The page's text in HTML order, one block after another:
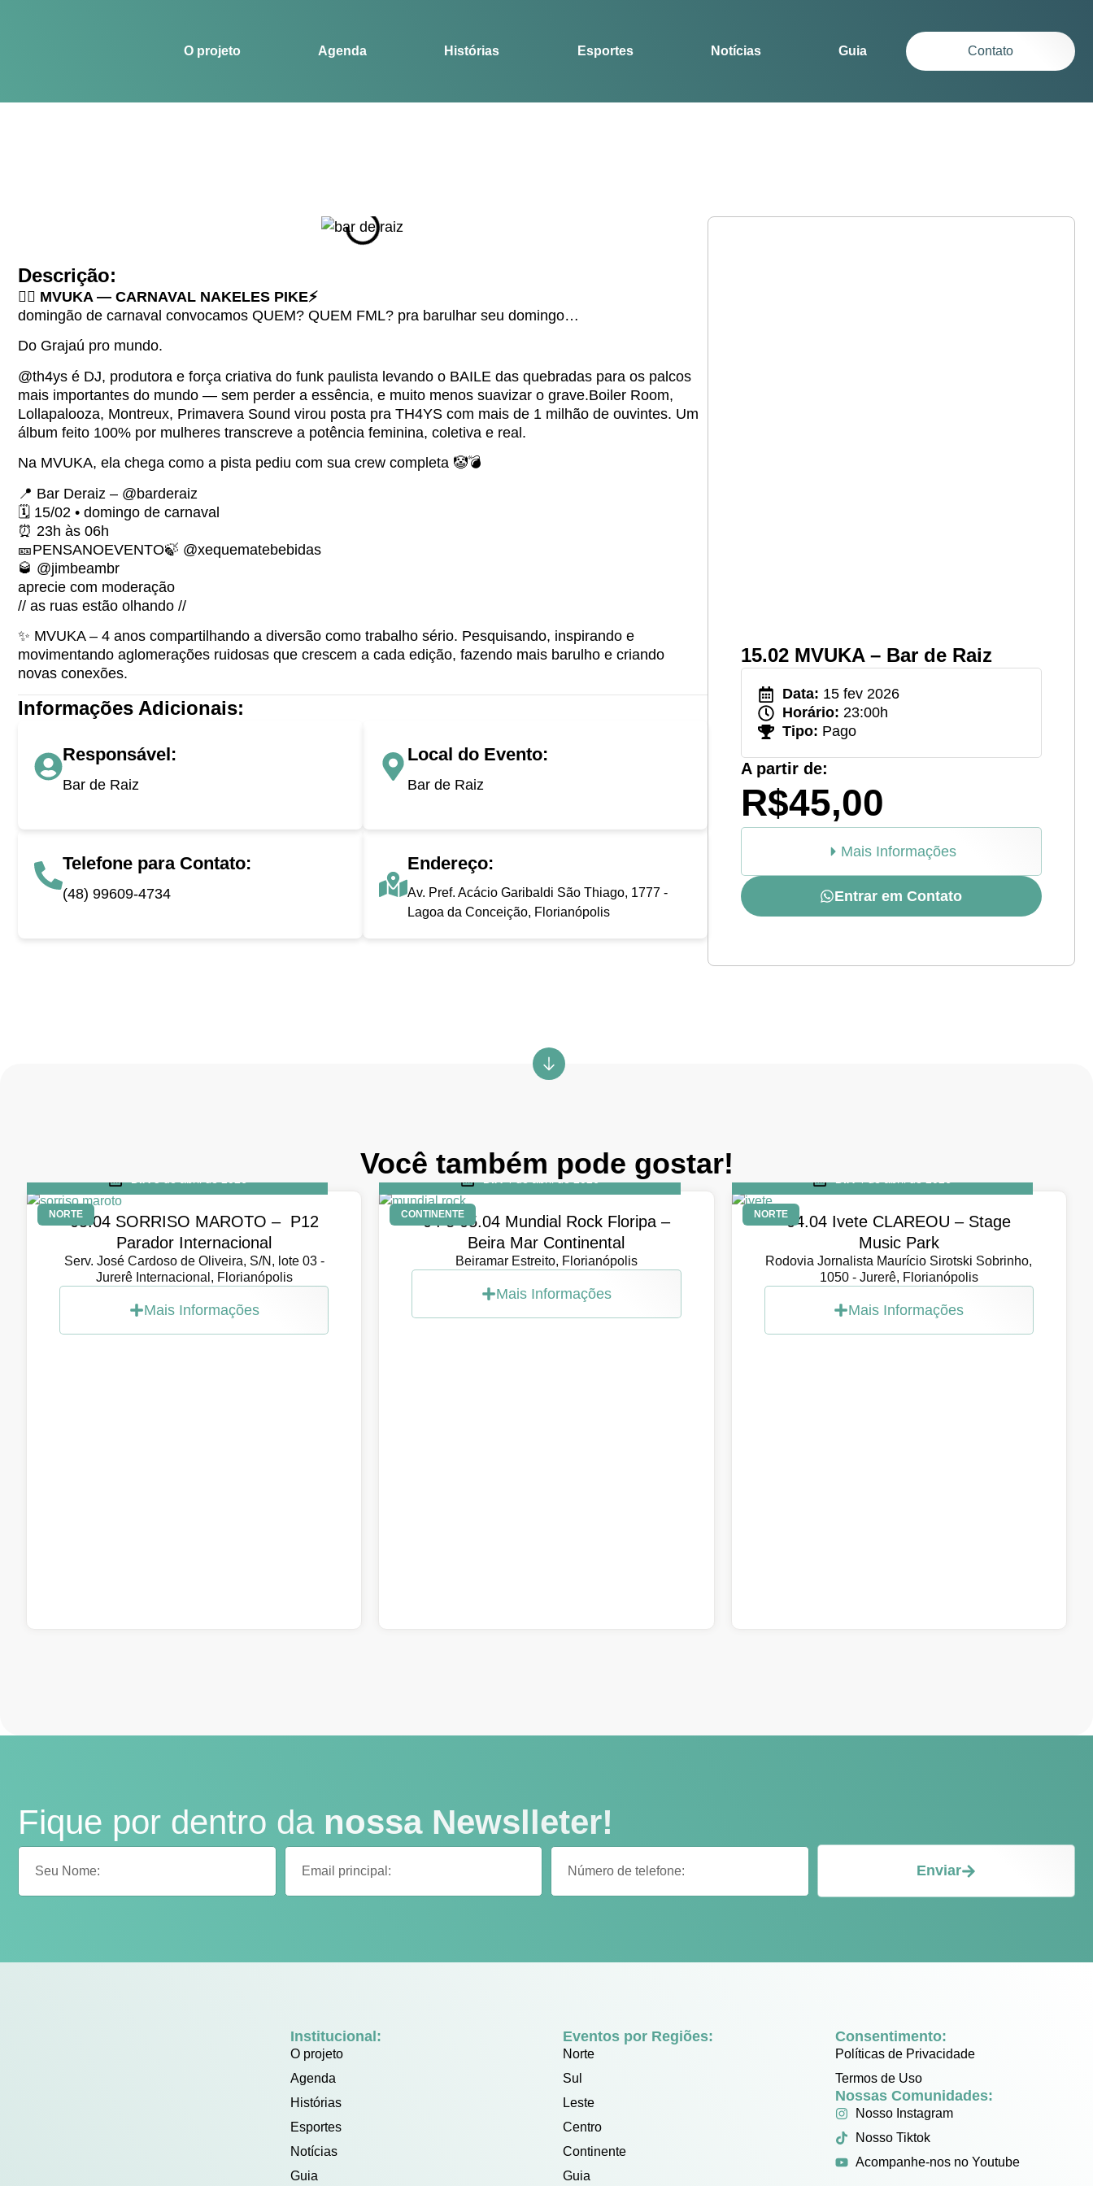
O projeto Agenda Histórias Esportes Notícias Guia Contato
Descrição:
🏴‍☠️ MVUKA — CARNAVAL NAKELES PIKE⚡️
domingão de carnaval convocamos QUEM? QUEM FML? pra barulhar seu domingo…
Do Grajaú pro mundo.
@th4ys é DJ, produtora e força criativa do funk paulista levando o BAILE das quebradas para os palcos
mais importantes do mundo — sem perder a essência, e muito menos suavizar o grave.Boiler Room,
Lollapalooza, Montreux, Primavera Sound virou posta pra TH4YS com mais de 1 milhão de ouvintes. Um
álbum feito 100% por mulheres transcreve a potência feminina, coletiva e real.
Na MVUKA, ela chega como a pista pediu com sua crew completa 🤡💣
📍 Bar Deraiz – @barderaiz
🗓 15/02 • domingo de carnaval
⏰ 23h às 06h
🎫PENSANOEVENTO🍃 @xequematebebidas
🥃 @jimbeambr
aprecie com moderação
// as ruas estão olhando //
✨ MVUKA – 4 anos compartilhando a diversão como trabalho sério. Pesquisando, inspirando e
movimentando aglomerações ruidosas que crescem a cada edição, fazendo mais barulho e criando
novas conexões.
Informações Adicionais:
Responsável:
Bar de Raiz
Local do Evento:
Bar de Raiz
Telefone para Contato:
(48) 99609-4734
Endereço:
Av. Pref. Acácio Garibaldi São Thiago, 1777 -
Lagoa da Conceição, Florianópolis
15.02 MVUKA – Bar de Raiz
Data: 15 fev 2026
Horário: 23:00h
Tipo: Pago
A partir de:
R$45,00
Mais Informações
Entrar em Contato
Você também pode gostar!
NORTE
DIA5 de abril de 2026
05.04 SORRISO MAROTO – P12
Parador Internacional
Serv. José Cardoso de Oliveira, S/N, lote 03 -
Jurerê Internacional, Florianópolis
Mais Informações
CONTINENTE
DIA4 de abril de 2026
04 e 05.04 Mundial Rock Floripa –
Beira Mar Continental
Beiramar Estreito, Florianópolis
Mais Informações
NORTE
DIA4 de abril de 2026
04.04 Ivete CLAREOU – Stage
Music Park
Rodovia Jornalista Maurício Sirotski Sobrinho,
1050 - Jurerê, Florianópolis
Mais Informações
Fique por dentro da nossa Newslleter!
Enviar
Institucional:
O projeto
Agenda
Histórias
Esportes
Notícias
Guia
Eventos por Regiões:
Norte
Sul
Leste
Centro
Continente
Guia
Consentimento:
Políticas de Privacidade
Termos de Uso
Nossas Comunidades:
Nosso Instagram
Nosso Tiktok
Acompanhe-nos no Youtube